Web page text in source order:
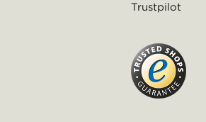
Trustpilot